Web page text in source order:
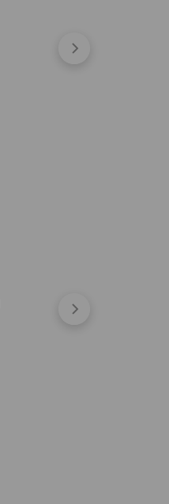
메종 글래드 제주
쓰시마 그랜드 호텔